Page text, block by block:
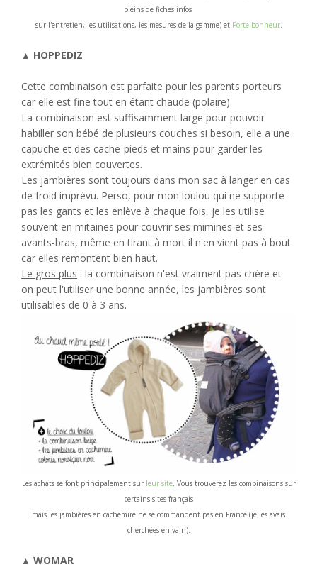
pleins de fiches infos
sur l'entretien, les utilisations, les mesures de la gamme) et Porte-bonheur.
▲ HOPPEDIZ
Cette combinaison est parfaite pour les parents porteurs
car elle est fine tout en étant chaude (polaire).
La combinaison est suffisamment large pour pouvoir
habiller son bébé de plusieurs couches si besoin, elle a une
capuche et des cache-pieds et mains pour garder les
extrémités bien couvertes.
Les jambières sont toujours dans mon sac à langer en cas
de froid imprévu. Perso, pour mon loulou qui ne supporte
pas les gants et les enlève à chaque fois, je les utilise
souvent en mitaines pour couvrir ses mimines et ses
avants-bras, même en tirant à mort il n'en vient pas à bout
car elles remontent bien haut.
Le gros plus : la combinaison n'est vraiment pas chère et
on peut l'utiliser une bonne année, les jambières sont
utilisables de 0 à 3 ans.
Les achats se font principalement sur leur site. Vous trouverez les combinaisons sur
certains sites français
mais les jambières en cachemire ne se commandent pas en France (je les avais
cherchées en vain).
▲ WOMAR